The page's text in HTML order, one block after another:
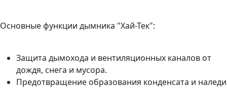
Основные функции дымника "Хай-Тек":
Защита дымохода и вентиляционных каналов от
дождя, снега и мусора.
Предотвращение образования конденсата и наледи